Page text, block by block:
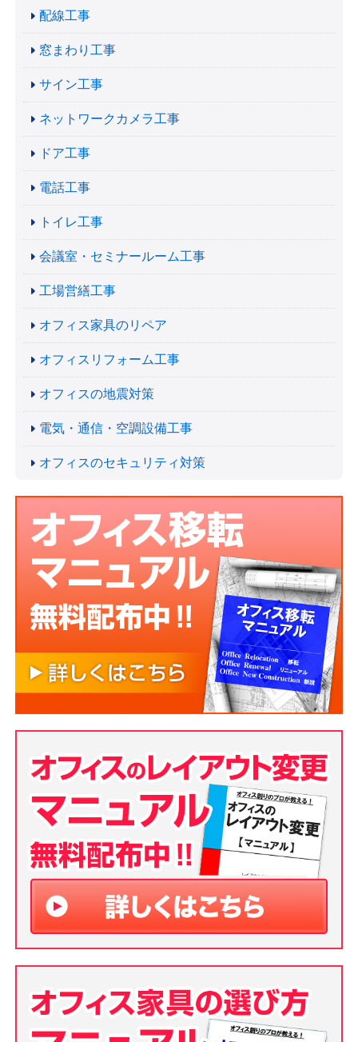
配線工事
窓まわり工事
サイン工事
ネットワークカメラ工事
ドア工事
電話工事
トイレ工事
会議室・セミナールーム工事
工場営繕工事
オフィス家具のリペア
オフィスリフォーム工事
オフィスの地震対策
電気・通信・空調設備工事
オフィスのセキュリティ対策